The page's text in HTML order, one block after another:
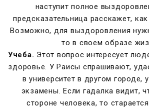
наступит полное
предсказательница расскажет,
Возможно, для выздоровления
то в своем образе
Учеба. Этот вопрос интересует
здоровье. У Раисы спрашивают,
в университет в другом городе,
экзамены. Если гадалка видит,
стороне человека, то